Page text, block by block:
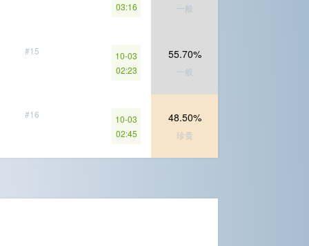
03:16
一般
#15
10-03
02:23
55.70%
一般
#16
10-03
02:45
48.50%
珍贵